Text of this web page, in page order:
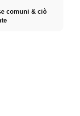
comuni & ciò